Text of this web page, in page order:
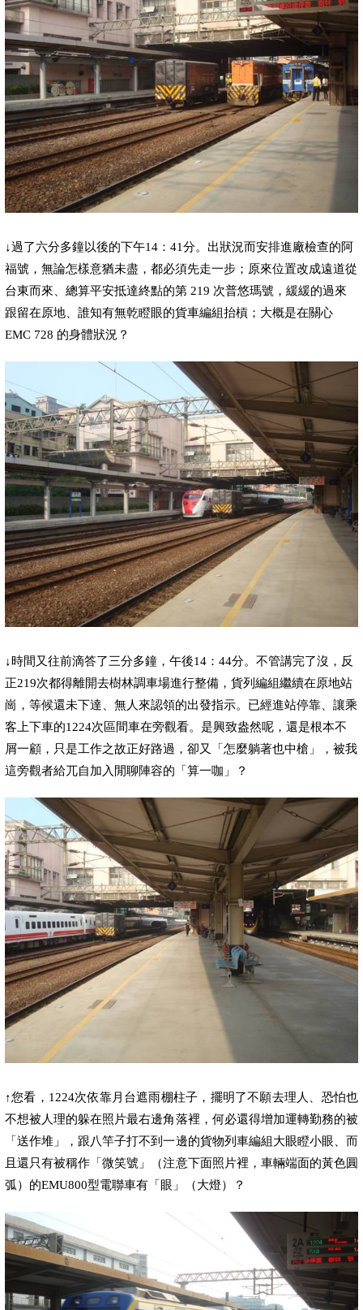
↓過了六分多鐘以後的下午14 ： 41分。出狀況而安排進廠檢查的阿
福號，無論怎樣意猶未盡，都必須先走一步；原來位置改成遠道從
台東而來、總算平安抵達終點的第 219 次普悠瑪號，緩緩的過來
跟留在原地、誰知有無乾瞪眼的貨車編組抬槓；大概是在關心
EMC 728 的身體狀況？
↓時間又往前滴答了三分多鐘，午後14 ： 44分。不管講完了沒，反
正219次都得離開去樹林調車場進行整備，貨列編組繼續在原地站
崗，等候還未下達、無人來認領的出發指示。已經進站停靠、讓乘
客上下車的1224次區間車在旁觀看。是興致盎然呢，還是根本不
屑一顧，只是工作之故正好路過，卻又「怎麼躺著也中槍」，被我
這旁觀者給兀自加入閒聊陣容的「算一咖」？
↑您看， 1224次依靠月台遮雨棚柱子，擺明了不願去理人、恐怕也
不想被人理的躲在照片最右邊角落裡，何必還得增加運轉勤務的被
「送作堆」，跟八竿子打不到一邊的貨物列車編組大眼瞪小眼、 而
且還只有被稱作「微笑號」（注意下面照片裡，車輛端面的黃色圓
弧）的EMU800型電聯車有「眼」（大燈）？